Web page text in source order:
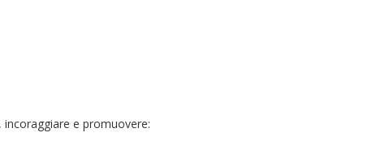
incoraggiare e promuovere: